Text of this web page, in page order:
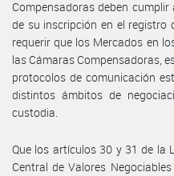
Compensadoras deben
de su inscripción en el registro
requerir que los Mercados en
las Cámaras Compensadoras,
protocolos de comunicación
distintos ámbitos de
custodia.
Que los artículos 30 y 31 de la
Central de Valores